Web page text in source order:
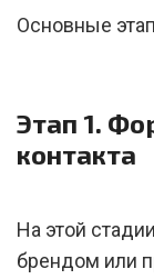
Основные
Этап 1.
контакта
На этой
брендом или